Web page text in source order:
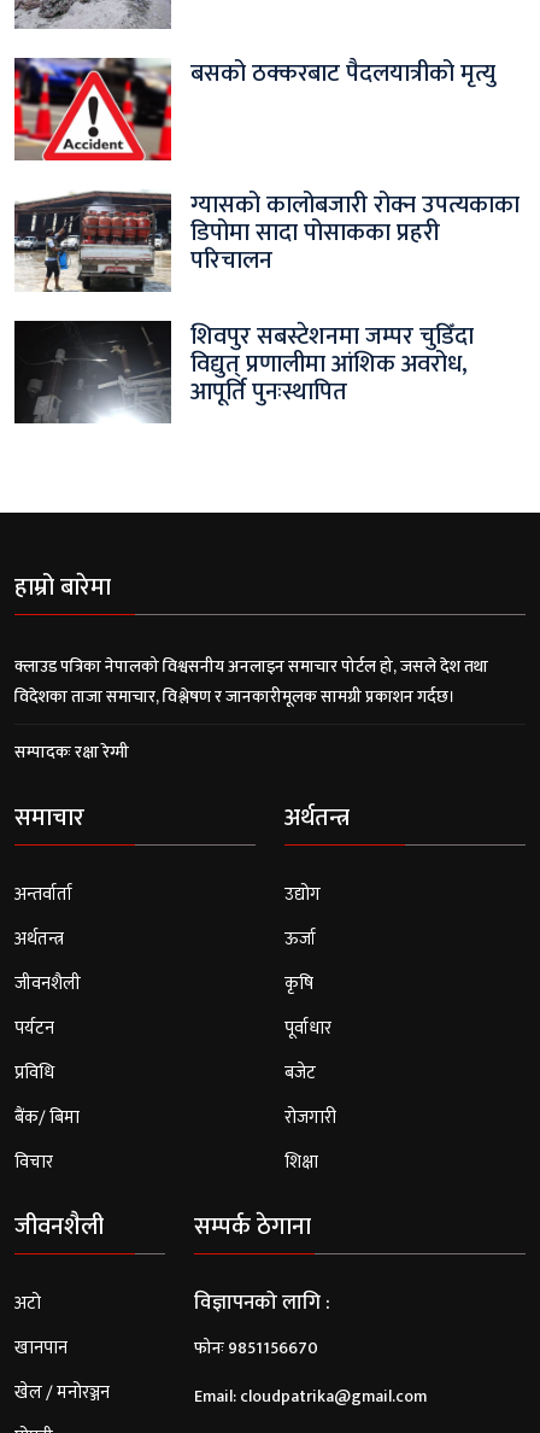
बसको ठक्करबाट पैदलयात्रीको मृत्यु
ग्यासको कालोबजारी रोक्न उपत्यकाका
डिपोमा सादा पोसाकका प्रहरी
परिचालन
शिवपुर सबस्टेशनमा जम्पर चुडिँदा
विद्युत् प्रणालीमा आंशिक अवरोध,
आपूर्ति पुनःस्थापित
हाम्रो बारेमा
क्लाउड पत्रिका नेपालको विश्वसनीय अनलाइन समाचार पोर्टल हो, जसले देश तथा
विदेशका ताजा समाचार, विश्लेषण र जानकारीमूलक सामग्री प्रकाशन गर्दछ।
सम्पादकः रक्षा रेग्मी
समाचार
अन्तर्वार्ता
अर्थतन्त्र
जीवनशैली
पर्यटन
प्रविधि
बैंक/ बिमा
विचार
अर्थतन्त्र
उद्योग
ऊर्जा
कृषि
पूर्वाधार
बजेट
रोजगारी
शिक्षा
जीवनशैली
अटो
खानपान
खेल / मनोरञ्जन
सम्पर्क ठेगाना
विज्ञापनको लागि :
फोनः 9851156670
Email:cloudpatrika@gmail.com